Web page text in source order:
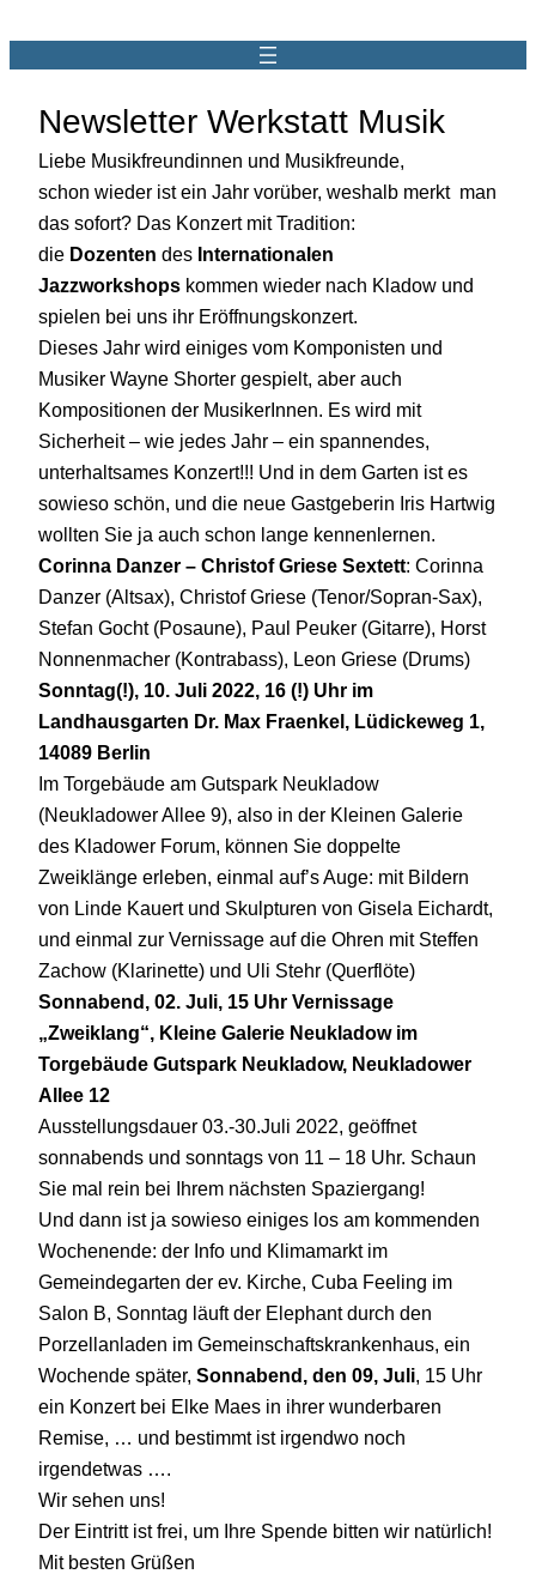
Newsletter Werkstatt Musik
Liebe Musikfreundinnen und Musikfreunde,
schon wieder ist ein Jahr vorüber, weshalb merkt man
das sofort? Das Konzert mit Tradition:
die Dozenten des Internationalen
Jazzworkshops kommen wieder nach Kladow und
spielen bei uns ihr Eröffnungskonzert.
Dieses Jahr wird einiges vom Komponisten und
Musiker Wayne Shorter gespielt, aber auch
Kompositionen der MusikerInnen. Es wird mit
Sicherheit – wie jedes Jahr – ein spannendes,
unterhaltsames Konzert!!! Und in dem Garten ist es
sowieso schön, und die neue Gastgeberin Iris Hartwig
wollten Sie ja auch schon lange kennenlernen.
Corinna Danzer – Christof Griese Sextett: Corinna
Danzer (Altsax), Christof Griese (Tenor/Sopran-Sax),
Stefan Gocht (Posaune), Paul Peuker (Gitarre), Horst
Nonnenmacher (Kontrabass), Leon Griese (Drums)
Sonntag(!), 10. Juli 2022, 16 (!) Uhr im
Landhausgarten Dr. Max Fraenkel, Lüdickeweg 1,
14089 Berlin
Im Torgebäude am Gutspark Neukladow
(Neukladower Allee 9), also in der Kleinen Galerie
des Kladower Forum, können Sie doppelte
Zweiklänge erleben, einmal auf’s Auge: mit Bildern
von Linde Kauert und Skulpturen von Gisela Eichardt,
und einmal zur Vernissage auf die Ohren mit Steffen
Zachow (Klarinette) und Uli Stehr (Querflöte)
Sonnabend, 02. Juli, 15 Uhr Vernissage
„Zweiklang“, Kleine Galerie Neukladow im
Torgebäude Gutspark Neukladow, Neukladower
Allee 12
Ausstellungsdauer 03.-30.Juli 2022, geöffnet
sonnabends und sonntags von 11 – 18 Uhr. Schaun
Sie mal rein bei Ihrem nächsten Spaziergang!
Und dann ist ja sowieso einiges los am kommenden
Wochenende: der Info und Klimamarkt im
Gemeindegarten der ev. Kirche, Cuba Feeling im
Salon B, Sonntag läuft der Elephant durch den
Porzellanladen im Gemeinschaftskrankenhaus, ein
Wochende später, Sonnabend, den 09, Juli, 15 Uhr
ein Konzert bei Elke Maes in ihrer wunderbaren
Remise, … und bestimmt ist irgendwo noch
irgendetwas ….
Wir sehen uns!
Der Eintritt ist frei, um Ihre Spende bitten wir natürlich!
Mit besten Grüßen